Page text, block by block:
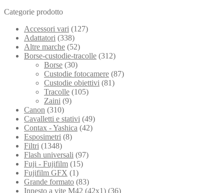
Categorie prodotto
Accessori vari (127)
Adattatori (338)
Altre marche (52)
Borse-custodie-tracolle (312)
Borse (30)
Custodie fotocamere (87)
Custodie obiettivi (81)
Tracolle (105)
Zaini (9)
Canon (310)
Cavalletti e stativi (49)
Contax - Yashica (42)
Esposimetri (8)
Filtri (1348)
Flash universali (97)
Fuji - Fujifilm (15)
Fujifilm GFX (1)
Grande formato (83)
Innesto a vite M42 (42x1) (36)